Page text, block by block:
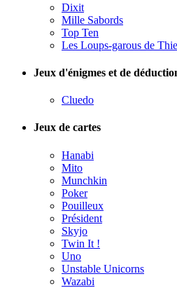
Dixit
Mille Sabords
Top Ten
Les Loups-garous de
Jeux d'énigmes et de
Cluedo
Jeux de cartes
Hanabi
Mito
Munchkin
Poker
Pouilleux
Président
Skyjo
Twin It !
Uno
Unstable Unicorns
Wazabi